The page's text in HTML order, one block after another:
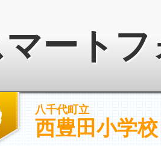
ート
八千代町立
西豊田小学校